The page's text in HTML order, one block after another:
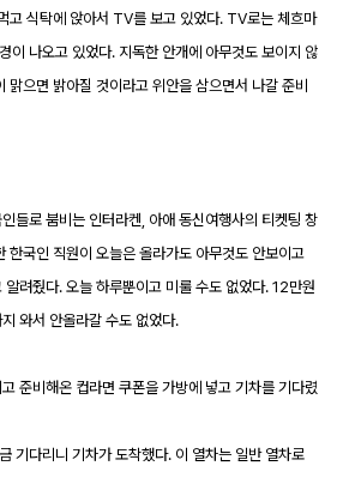
고 식탁에 앉아서 TV를 보고 있었다. TV로는 체흐마
이 나오고 있었다. 지독한 안개에 아무것도 보이지 않
맑으면 밝아질 것이라고 위안을 삼으면서 나갈 준비
들로 붐비는 인터라켄, 아애 동신여행사의 티켓팅 창
한국인 직원이 오늘은 올라가도 아무것도 안보이고
알려줬다. 오늘 하루뿐이고 미룰 수도 없었다. 12만원
와서 안올라갈 수도 없었다.
준비해온 컵라면 쿠폰을 가방에 넣고 기차를 기다렸
기다리니 기차가 도착했다. 이 열차는 일반 열차로